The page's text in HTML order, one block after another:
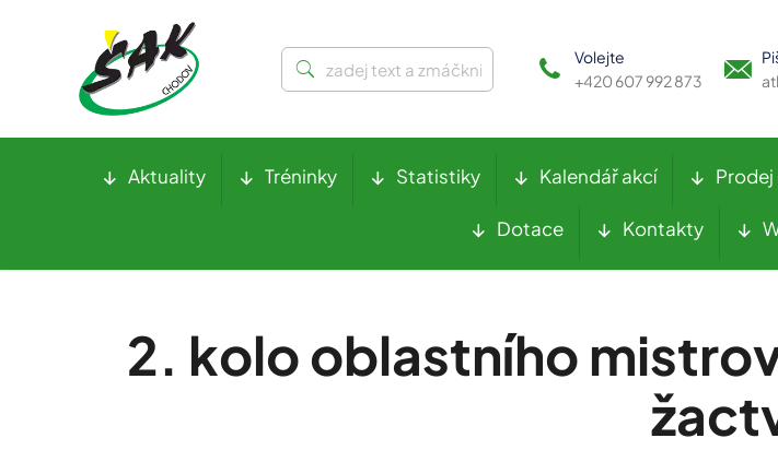
Volejte
+420 607 992 873
Aktuality Tréninky Statistiky Kalendář akcí
Dotace Kontakty
2. kolo oblastního